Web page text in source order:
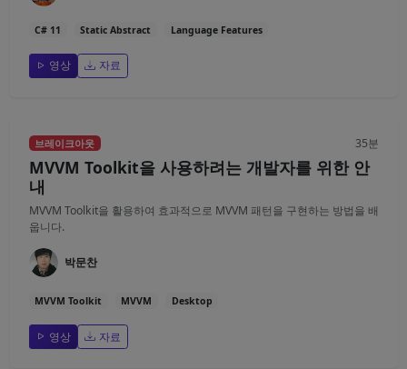
C# 11 Static Abstract Language Features
영상 자료
브레이크아웃 35분
MVVM Toolkit을 사용하려는 개발자를 위한 안
내
MVVM Toolkit을 활용하여 효과적으로 MVVM 패턴을 구현하는 방법을 배
웁니다.
박문찬
MVVM Toolkit MVVM Desktop
영상 자료